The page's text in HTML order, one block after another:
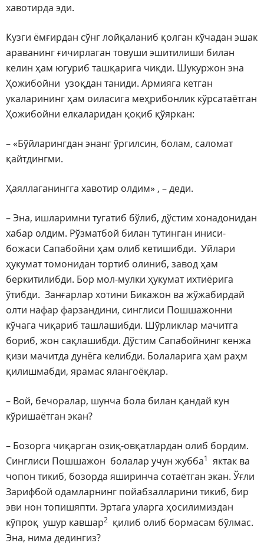
хавотирда эди.
Кузги ёмғирдан сўнг лойқаланиб қолган кўчадан эшак
араванинг ғичирлаган товуши эшитилиши билан
келин ҳам югуриб ташқарига чиқди. Шукуржон эна
Ҳожибойни узоқдан таниди. Армияга кетган
укаларининг ҳам оиласига меҳрибонлик кўрсатаётган
Ҳожибойни елкаларидан қоқиб қўяркан:
– «Бўйларингдан энанг ўргилсин, болам, саломат
қайтдингми.
Ҳаяллаганингга хавотир олдим» , – деди.
– Эна, ишларимни тугатиб бўлиб, дўстим хонадонидан
хабар олдим. Рўзматбой билан тутинган иниси-
божаси Сапабойни ҳам олиб кетишибди. Уйлари
ҳукумат томонидан тортиб олиниб, завод ҳам
беркитилибди. Бор мол-мулки ҳукумат ихтиёрига
ўтибди. Занғарлар хотини Бикажон ва жўжабирдай
олти нафар фарзандини, синглиси Пошшажонни
кўчага чиқариб ташлашибди. Шўрликлар мачитга
бориб, жон сақлашибди. Дўстим Сапабойнинг кенжа
қизи мачитда дунёга келибди. Болаларига ҳам раҳм
қилишмабди, ярамас ялангоёқлар.
– Вой, бечоралар, шунча бола билан қандай кун
кўришаётган экан?
– Бозорга чиқарган озиқ-овқатлардан олиб бордим.
Синглиси Пошшажон болалар учун жубба1
яктак ва
чопон тикиб, бозорда яширинча сотаётган экан. Ўғли
Зарифбой одамларнинг пойабзалларини тикиб, бир
эви нон топишяпти. Эртага уларга ҳосилимиздан
кўпроқ ушур кавшар2
қилиб олиб бормасам бўлмас.
Эна, нима дедингиз?